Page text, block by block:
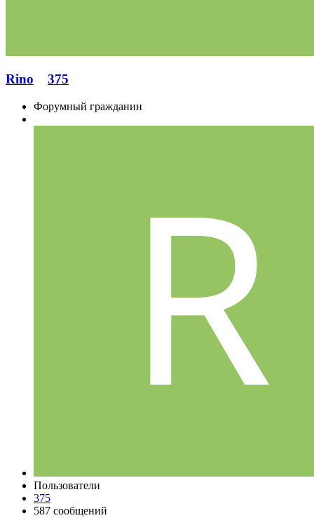
Rino 375
Форумный гражданин
Пользователи
375
587 сообщений